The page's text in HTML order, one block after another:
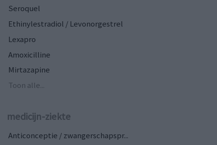
Seroquel
Ethinylestradiol / Levonorgestrel
Lexapro
Amoxicilline
Mirtazapine
Toon alle...
medicijn-ziekte
Anticonceptie / zwangerschapspr...